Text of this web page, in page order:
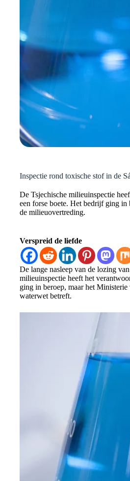
Inspectie rond toxische stof in de
De Tsjechische milieuinspectie
een forse boete. Het bedrijf ging in
de milieuovertreding.
Verspreid de liefde
De lange nasleep van de lozing
milieuinspectie heeft het
ging in beroep, maar het
waterwet betreft.